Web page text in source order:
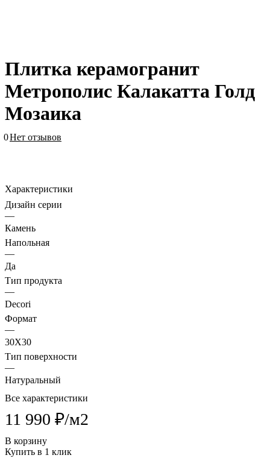
Плитка керамогранит
Метрополис Калакатта Голд
Мозаика
0Нет отзывов
Характеристики
Дизайн серии
—
Камень
Напольная
—
Да
Тип продукта
—
Decori
Формат
—
30X30
Тип поверхности
—
Натуральный
Все характеристики
11 990 ₽/м2
В корзину
Купить в 1 клик